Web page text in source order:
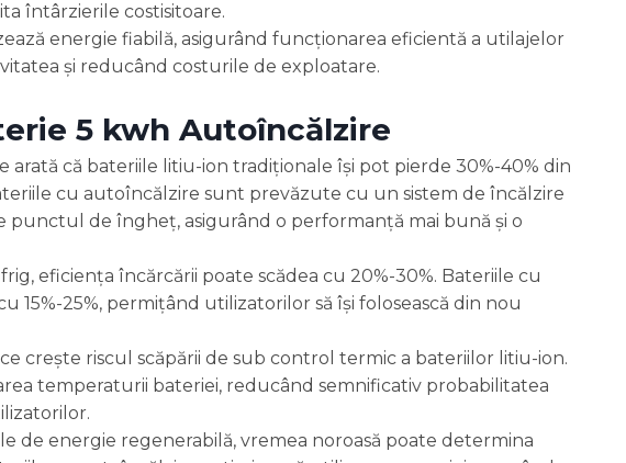
întârzierile costisitoare.
energie fiabilă, asigurând funcționarea eficientă a utilajelor
și reducând costurile de exploatare.
5 kwh Autoîncălzire
arată că bateriile litiu-ion tradiționale își pot pierde 30%-40% din
cu autoîncălzire sunt prevăzute cu un sistem de încălzire
de îngheț, asigurând o performanță mai bună și o
eficiența încărcării poate scădea cu 20%-30%. Bateriile cu
25%, permițând utilizatorilor să își folosească din nou
crește riscul scăpării de sub control termic a bateriilor litiu-ion.
temperaturii bateriei, reducând semnificativ probabilitatea
de energie regenerabilă, vremea noroasă poate determina